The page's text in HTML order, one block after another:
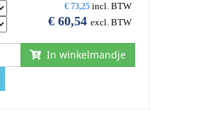
€ 73,25 incl. BTW
€ 60,54 excl. BTW
In winkelmandje